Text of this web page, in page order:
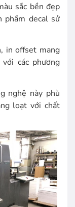
sắc bền đẹp
phẩm decal sử
in offset mang
các phương
nghệ này phù
loạt với chất